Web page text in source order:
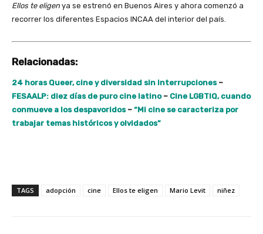
Ellos te eligen ya se estrenó en Buenos Aires y ahora comenzó a
recorrer los diferentes Espacios INCAA del interior del país.
Relacionadas:
24 horas Queer, cine y diversidad sin interrupciones–
FESAALP: diez días de puro cine latino– Cine LGBTIQ, cuando
conmueve a los despavoridos– “Mi cine se caracteriza por
trabajar temas históricos y olvidados”
TAGS adopción cine Ellos te eligen Mario Levit niñez